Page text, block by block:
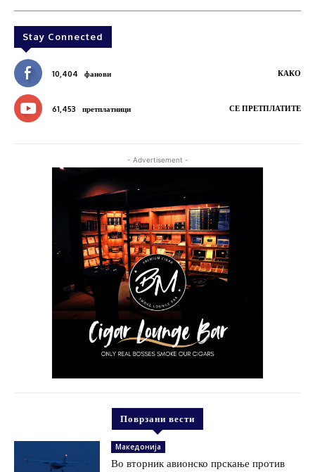
Stay Connected
10,404 фанови КАКО
61,453 претплатници СЕ ПРЕТПЛАТИТЕ
- Advertisement -
Поврзани вести
Македонија
Во вторник авионско прскање против